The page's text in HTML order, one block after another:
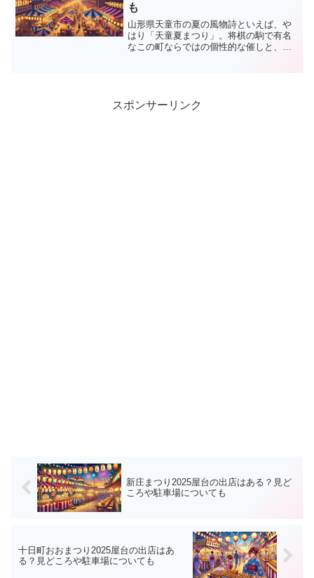
も
山形県天童市の夏の風物詩といえば、や
はり「天童夏まつり」。将棋の駒で有名
なこの町ならではの個性的な催しと、地
スポンサーリンク
新庄まつり2025屋台の出店はある？見ど
ころや駐車場についても
十日町おおまつり2025屋台の出店はあ
る？見どころや駐車場についても